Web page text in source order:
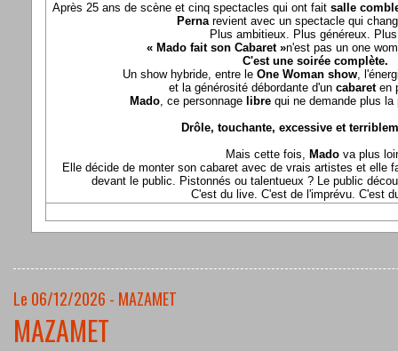
Après 25 ans de scène et cinq spectacles qui ont fait salle
Pernarevient avec un spectacle qui
Plus ambitieux. Plus généreux.
« Mado fait son Cabaret »n'est pas un one
C'est une soirée complète.
Un show hybride, entre le One Woman show,
et la générosité débordante d'un cabaret en
Mado, ce personnage librequi ne demande plus la
Drôle, touchante, excessive et
Mais cette fois, Mado va plus
Elle décide de monter son cabaret avec de vrais artistes et elle
devant le public. Pistonnés ou talentueux ? Le public
C'est du live. C'est de l'imprévu. C'est
Le 06/12/2026 - MAZAMET
MAZAMET